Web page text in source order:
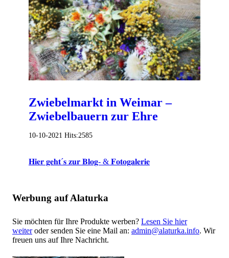
Zwiebelmarkt in Weimar –
Zwiebelbauern zur Ehre
10-10-2021 Hits:2585
𝐇𝐢𝐞𝐫 𝐠𝐞𝐡𝐭´𝐬 𝐳𝐮𝐫 𝐁𝐥𝐨𝐠- & 𝐅𝐨𝐭𝐨𝐠𝐚𝐥𝐞𝐫𝐢𝐞
Werbung auf Alaturka
Sie möchten für Ihre Produkte werben? Lesen Sie hier
weiteroder senden Sie eine Mail an: admin@alaturka.info. Wir
freuen uns auf Ihre Nachricht.